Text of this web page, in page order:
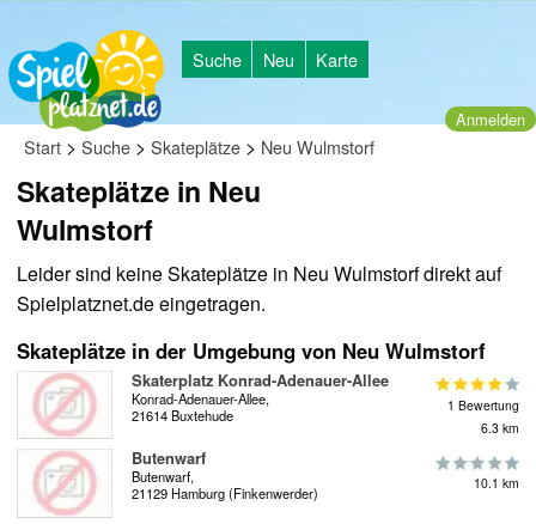
Suche Neu Karte
Anmelden
Start > Suche > Skateplätze > Neu Wulmstorf
Skateplätze in Neu
Wulmstorf
Leider sind keine Skateplätze in Neu Wulmstorf direkt auf
Spielplatznet.de eingetragen.
Skateplätze in der Umgebung von Neu Wulmstorf
Skaterplatz Konrad-Adenauer-Allee
Konrad-Adenauer-Allee,
21614 Buxtehude
1 Bewertung
6.3 km
Butenwarf
Butenwarf,
21129 Hamburg (Finkenwerder)
10.1 km